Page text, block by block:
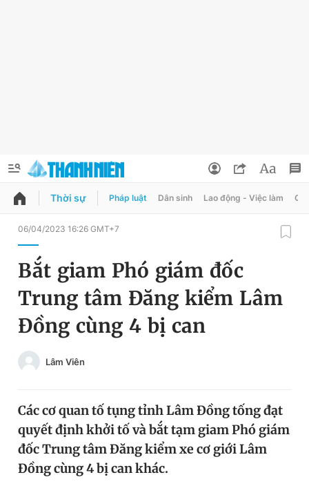
QUẢNG CÁO
Chuyên mục
Chuyên mục khác
Chào ngày mới
Video Magazine
Đổi mật khẩu
Tin đã lưu
Tin đã xem
Thời sự Pháp luật Dân sinh Lao động - Việc làm
06/04/2023 16:26 GMT+7
Bắt giam Phó giám đốc
Trung tâm Đăng kiểm Lâm
Đồng cùng 4 bị can
Lâm Viên
Các cơ quan tố tụng tỉnh Lâm Đồng tống đạt
quyết định khởi tố và bắt tạm giam Phó giám
đốc Trung tâm Đăng kiểm xe cơ giới Lâm
Đồngcùng 4 bị can khác.